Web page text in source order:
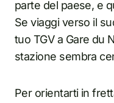
parte del paese, e
Se viaggi verso il
tuo TGV a Gare du
stazione sembra
Per orientarti in